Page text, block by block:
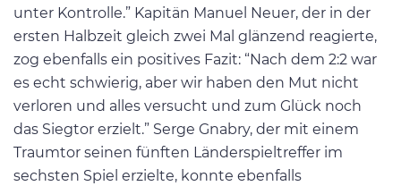
unter Kontrolle.” Kapitän Manuel Neuer, der in der
ersten Halbzeit gleich zwei Mal glänzend reagierte,
zog ebenfalls ein positives Fazit: “Nach dem 2:2 war
es echt schwierig, aber wir haben den Mut nicht
verloren und alles versucht und zum Glück noch
das Siegtor erzielt.” Serge Gnabry, der mit einem
Traumtor seinen fünften Länderspieltreffer im
sechsten Spiel erzielte, konnte ebenfalls